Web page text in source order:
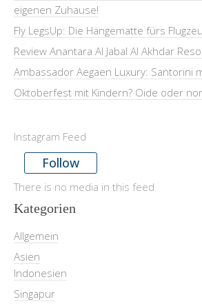
eigenen Zuhause!
Fly LegsUp: Die Hängematte fürs
Review Anantara Al Jabal Al Akhdar
Ambassador Aegaen Luxury: Santorini
Oktoberfest mit Kindern? Oide oder
Instagram Feed
Follow
There is no media in this feed
Kategorien
Allgemein
Asien
Indonesien
Singapur